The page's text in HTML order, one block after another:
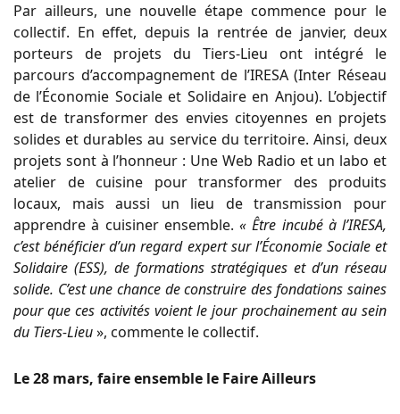
Par ailleurs, une nouvelle étape commence pour le
collectif. En effet, depuis la rentrée de janvier, deux
porteurs de projets du Tiers-Lieu ont intégré le
parcours d’accompagnement de l’IRESA (Inter Réseau
de l’Économie Sociale et Solidaire en Anjou). L’objectif
est de transformer des envies citoyennes en projets
solides et durables au service du territoire. Ainsi, deux
projets sont à l’honneur : Une Web Radio et un labo et
atelier de cuisine pour transformer des produits
locaux, mais aussi un lieu de transmission pour
apprendre à cuisiner ensemble. « Être incubé à l’IRESA,
c’est bénéficier d’un regard expert sur l’Économie Sociale et
Solidaire (ESS), de formations stratégiques et d’un réseau
solide. C’est une chance de construire des fondations saines
pour que ces activités voient le jour prochainement au sein
du Tiers-Lieu», commente le collectif.
Le 28 mars, faire ensemble le Faire Ailleurs